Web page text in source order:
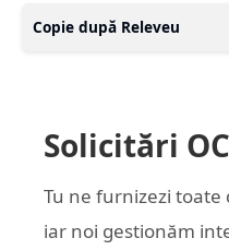
Copie după Releveu
Solicitări
Tu ne furnizezi toate
iar noi gestionăm